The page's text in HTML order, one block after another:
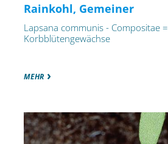
Rainkohl, Gemeiner
Lapsana communis - Compositae =
Korbblütengewächse
MEHR